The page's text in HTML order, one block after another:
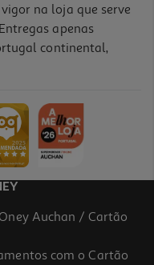
na loja que serve
apenas
continental,
Auchan / Cartão
com o Cartão